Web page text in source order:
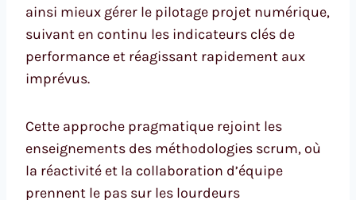
ainsi mieux gérer le pilotage projet numérique,
suivant en continu les indicateurs clés de
performance et réagissant rapidement aux
imprévus.
Cette approche pragmatique rejoint les
enseignements des méthodologies scrum, où
la réactivité et la collaboration d’équipe
prennent le pas sur les lourdeurs